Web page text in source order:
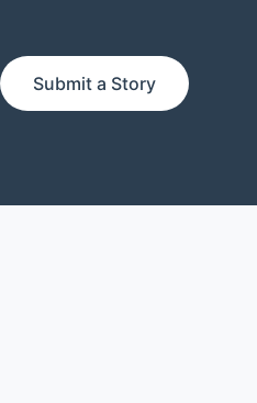
Submit a Story